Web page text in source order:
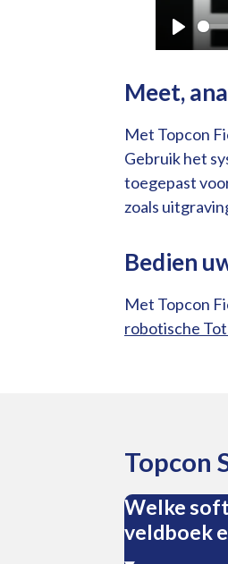
P
a
y
Meet,
Met Topcon
Gebruik het
toegepast
zoals
Bedien
Met Topcon
robotische
Topcon
Welke
veldboek